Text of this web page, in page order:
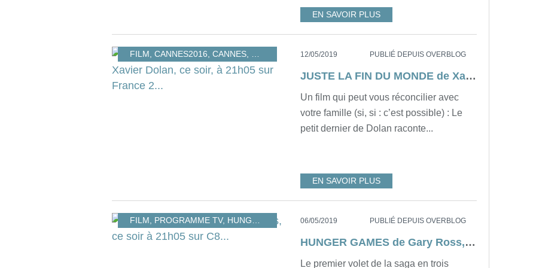
EN SAVOIR PLUS
FILM , CANNES2016, CANNES, DOLAN PROGRAMME TV
12/05/2019 PUBLIÉ DEPUIS OVERBLOG
JUSTE LA FIN DU MONDE de Xavier Dolan, ce soir, à 21h05 sur France 2...
Un film qui peut vous réconcilier avec
votre famille (si, si : c’est possible) : Le
petit dernier de Dolan raconte...
EN SAVOIR PLUS
FILM , PROGRAMME TV, HUNGER GAMES USA,SAGA
06/05/2019 PUBLIÉ DEPUIS OVERBLOG
HUNGER GAMES de Gary Ross, ce soir à 21h05 sur C8...
Le premier volet de la saga en trois